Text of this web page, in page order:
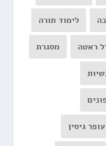
לימוד תורה
ראטה מסגרת
עופר גיסין